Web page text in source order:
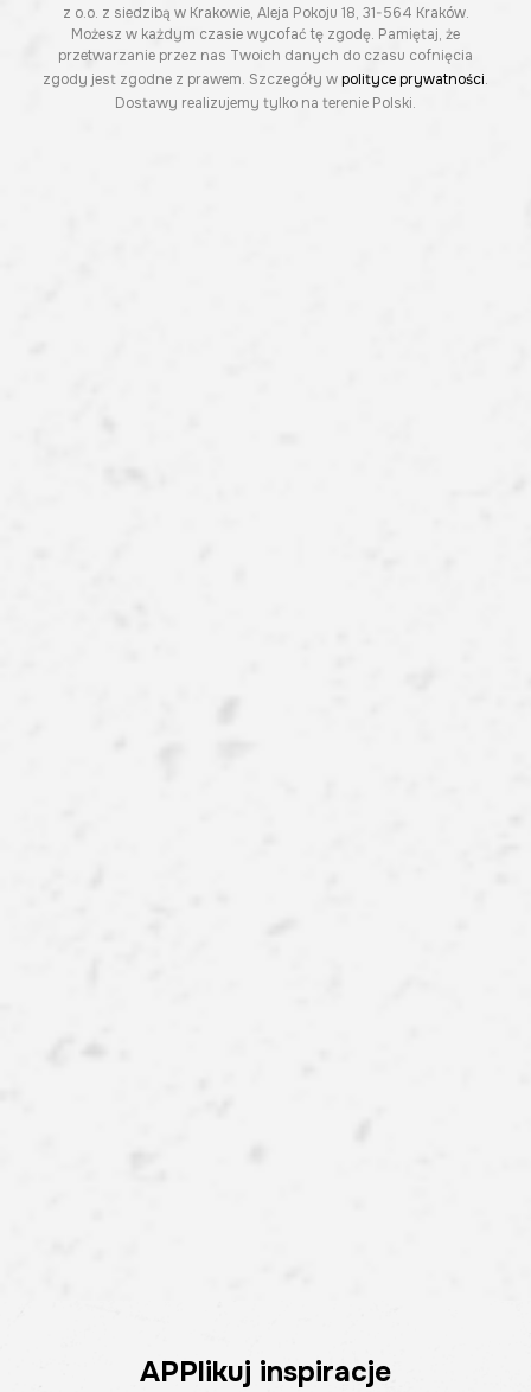
z o.o. z siedzibą w Krakowie, Aleja Pokoju 18, 31-564 Kraków.
Możesz w każdym czasie wycofać tę zgodę. Pamiętaj, że
przetwarzanie przez nas Twoich danych do czasu cofnięcia
zgody jest zgodne z prawem. Szczegóły wpolityce prywatności.
Dostawy realizujemy tylko na terenie Polski.
APPlikuj inspiracje